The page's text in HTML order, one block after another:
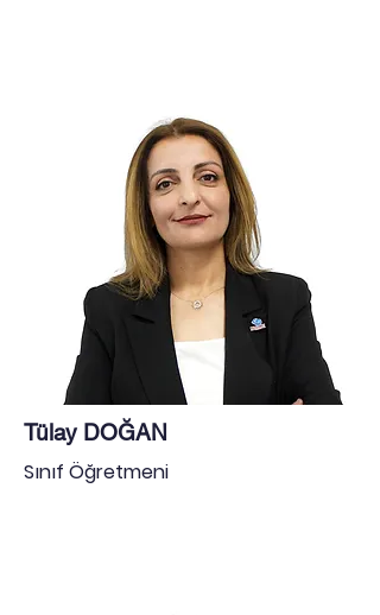
Tülay DOĞAN
Sınıf Öğretmeni